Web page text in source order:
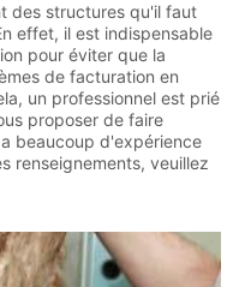
des structures qu'il faut
effet, il est indispensable
pour éviter que la
de facturation en
un professionnel est prié
proposer de faire
beaucoup d'expérience
renseignements, veuillez